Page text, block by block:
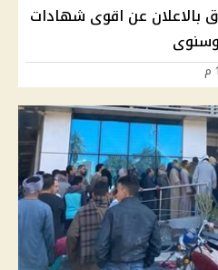
بالاعلان عن اقوى شهادات